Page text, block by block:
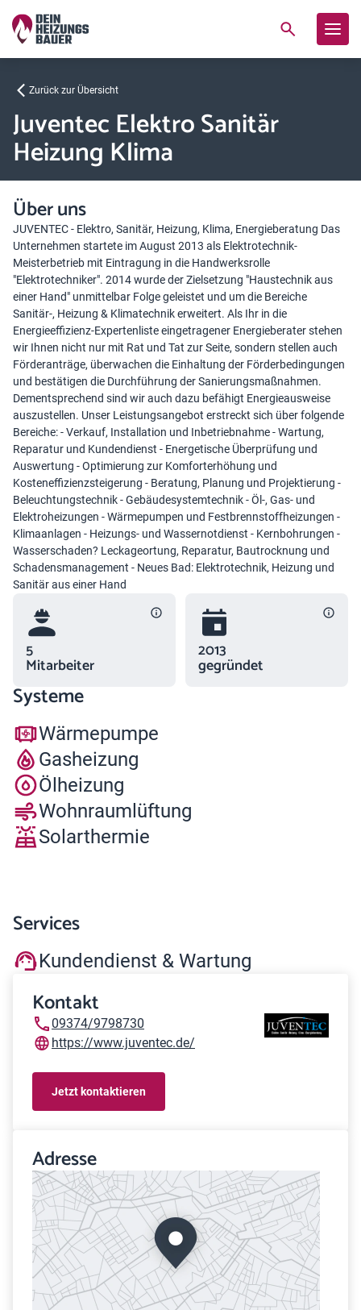
Zurück zur Übersicht
Juventec Elektro Sanitär
Heizung Klima
Über uns
JUVENTEC - Elektro, Sanitär, Heizung, Klima, Energieberatung Das
Unternehmen startete im August 2013 als Elektrotechnik-
Meisterbetrieb mit Eintragung in die Handwerksrolle
"Elektrotechniker". 2014 wurde der Zielsetzung "Haustechnik aus
einer Hand" unmittelbar Folge geleistet und um die Bereiche
Sanitär-, Heizung & Klimatechnik erweitert. Als Ihr in die
Energieeffizienz-Expertenliste eingetragener Energieberater stehen
wir Ihnen nicht nur mit Rat und Tat zur Seite, sondern stellen auch
Förderanträge, überwachen die Einhaltung der Förderbedingungen
und bestätigen die Durchführung der Sanierungsmaßnahmen.
Dementsprechend sind wir auch dazu befähigt Energieausweise
auszustellen. Unser Leistungsangebot erstreckt sich über folgende
Bereiche: - Verkauf, Installation und Inbetriebnahme - Wartung,
Reparatur und Kundendienst - Energetische Überprüfung und
Auswertung - Optimierung zur Komforterhöhung und
Kosteneffizienzsteigerung - Beratung, Planung und Projektierung -
Beleuchtungstechnik - Gebäudesystemtechnik - Öl-, Gas- und
Elektroheizungen - Wärmepumpen und Festbrennstoffheizungen -
Klimaanlagen - Heizungs- und Wassernotdienst - Kernbohrungen -
Wasserschaden? Leckageortung, Reparatur, Bautrocknung und
Schadensmanagement - Neues Bad: Elektrotechnik, Heizung und
Sanitär aus einer Hand
5
Mitarbeiter
2013
gegründet
Systeme
Wärmepumpe
Gasheizung
Ölheizung
Wohnraumlüftung
Solarthermie
Services
Kundendienst & Wartung
Kontakt
09374/9798730
https://www.juventec.de/
Jetzt kontaktieren
Adresse